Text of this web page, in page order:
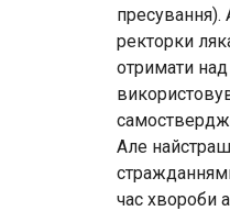
пресування).
ректорки
отримати
Але
час хвороби